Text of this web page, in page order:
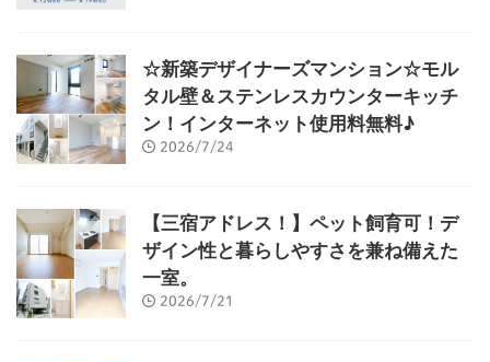
☆新築デザイナーズマンション☆モル
タル壁＆ステンレスカウンターキッチ
ン！インターネット使用料無料♪
2026/7/24
【三宿アドレス！】ペット飼育可！デ
ザイン性と暮らしやすさを兼ね備えた
一室。
2026/7/21